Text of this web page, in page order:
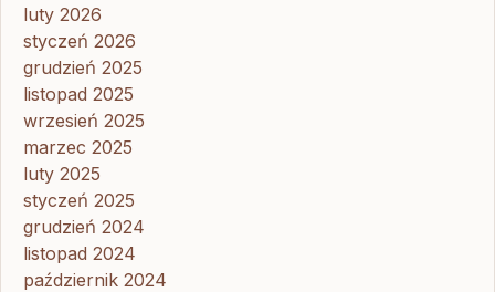
luty 2026
styczeń 2026
grudzień 2025
listopad 2025
wrzesień 2025
marzec 2025
luty 2025
styczeń 2025
grudzień 2024
listopad 2024
październik 2024